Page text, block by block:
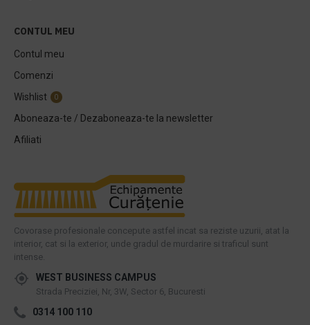
CONTUL MEU
Contul meu
Comenzi
Wishlist
0
Aboneaza-te / Dezaboneaza-te la newsletter
Afiliati
Covorase profesionale concepute astfel incat sa reziste uzurii, atat la
interior, cat si la exterior, unde gradul de murdarire si traficul sunt
intense.
WEST BUSINESS CAMPUS
Strada Preciziei, Nr, 3W, Sector 6, Bucuresti
0314 100 110